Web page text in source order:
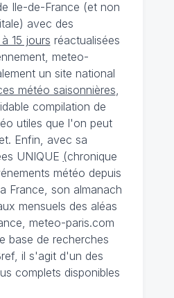
Ile-de-France (et non
avec des
15 jours réactualisées
meteo-
un site national
météo saisonnières,
compilation de
utiles que l'on peut
Enfin, avec sa
UNIQUE (chronique
météo depuis
France, son almanach
mensuels des aléas
meteo-paris.com
base de recherches
il s'agit d'un des
complets disponibles